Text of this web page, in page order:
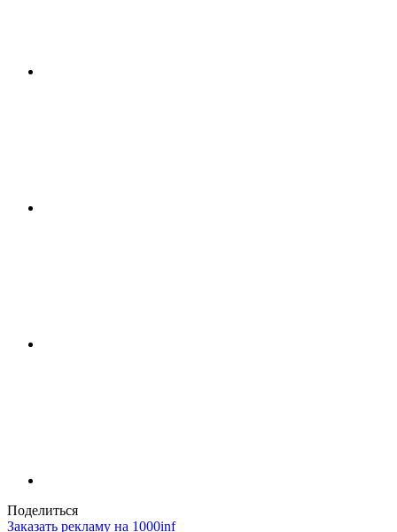
Поделиться
Заказать рекламу на 1000inf